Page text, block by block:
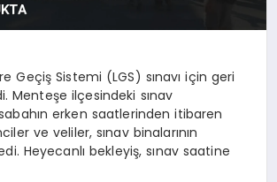
Geçiş Sistemi (LGS) sınavı için geri
Menteşe ilçesindeki sınav
erken saatlerinden itibaren
ve veliler, sınav binalarının
Heyecanlı bekleyiş, sınav saatine